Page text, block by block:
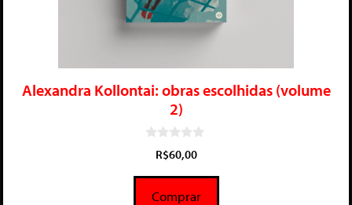
Alexandra Kollontai: obras escolhidas (volume
2)
5
R$60,00
Comprar